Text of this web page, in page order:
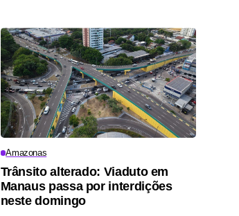
Amazonas
Trânsito alterado: Viaduto em
Manaus passa por interdições
neste domingo